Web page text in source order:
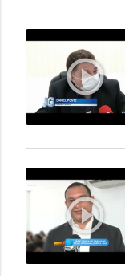
play_circle_outline
play_circle_outline